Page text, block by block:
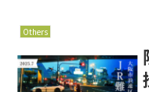
Others